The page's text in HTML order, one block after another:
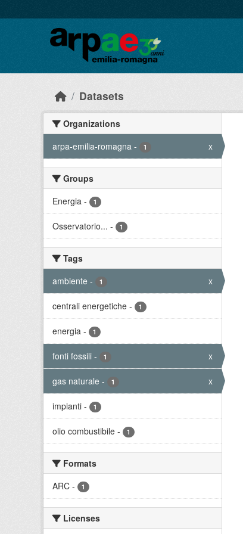
Datasets
Organizations
arpa-emilia-romagna - 1 x
Groups
Energia - 1
Osservatorio... - 1
Tags
ambiente - 1 x
centrali energetiche - 1
energia - 1
fonti fossili - 1 x
gas naturale - 1 x
impianti - 1
olio combustibile - 1
Formats
ARC - 1
Licenses